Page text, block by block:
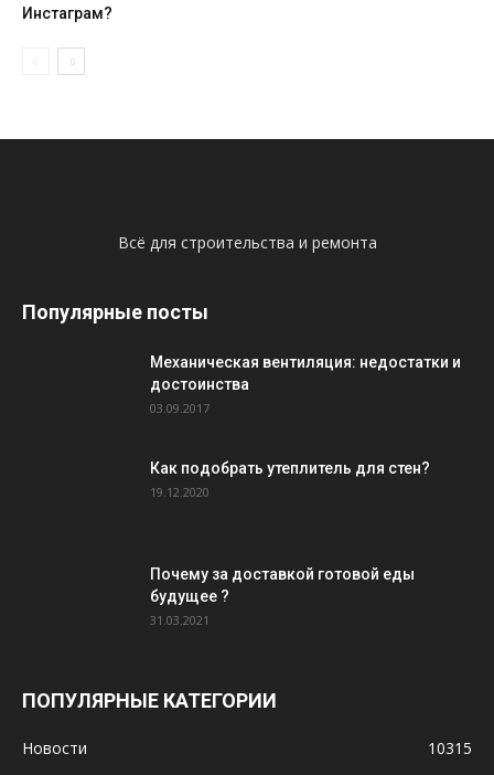
Инстаграм?
Всё для строительства и ремонта
Популярные посты
Механическая вентиляция: недостатки и
достоинства
03.09.2017
Как подобрать утеплитель для стен?
19.12.2020
Почему за доставкой готовой еды
будущее ?
31.03.2021
ПОПУЛЯРНЫЕ КАТЕГОРИИ
Новости
10315